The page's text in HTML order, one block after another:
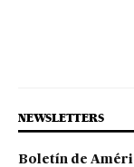
NEWSLETTERS
Boletín de